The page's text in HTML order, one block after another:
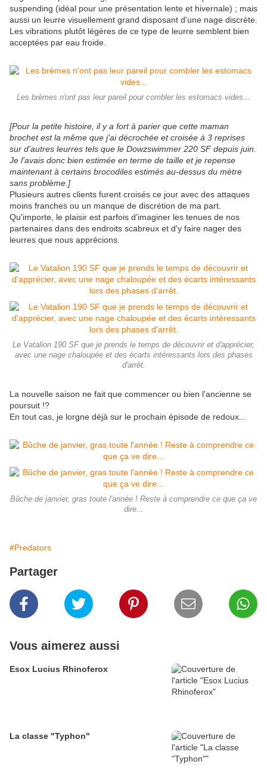
suspending (idéal pour une présentation lente et hivernale) ; mais
aussi un leurre visuellement grand disposant d'une nage discrète.
Les vibrations plutôt légères de ce type de leurre semblent bien
acceptées par eau froide.
Les brèmes n'ont pas leur pareil pour combler les estomacs vides...
[Pour la petite histoire, il y a fort à parier que cette maman
brochet est la même que j'ai décrochée et croisée à 3 reprises
sur d'autres leurres tels que le Dowzswimmer 220 SF depuis juin.
Je l'avais donc bien estimée en terme de taille et je repense
maintenant à certains brocodiles estimés au-dessus du mètre
sans problème.]
Plusieurs autres clients furent croisés ce jour avec des attaques
moins franches ou un manque de discrétion de ma part.
Qu'importe, le plaisir est parfois d'imaginer les tenues de nos
partenaires dans des endroits scabreux et d'y faire nager des
leurres que nous apprécions.
Le Vatalion 190 SF que je prends le temps de découvrir et d'apprécier,
avec une nage chaloupée et des écarts intéressants lors des phases
d'arrêt.
La nouvelle saison ne fait que commencer ou bien l'ancienne se
poursuit !?
En tout cas, je lorgne déjà sur le prochain épisode de redoux...
Bûche de janvier, gras toute l'année ! Reste à comprendre ce que ça ve
dire...
#Predators
Partager
Vous aimerez aussi
Esox Lucius Rhinoferox
La classe "Typhon"